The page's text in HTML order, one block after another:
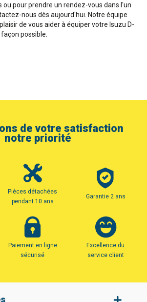
ou pour prendre un rendez-vous dans l'un
nous dès aujourd'hui. Notre équipe
de vous aider à équiper votre Isuzu D-
possible.
de votre satisfaction
notre priorité
Pièces détachées
pendant 10 ans
Garantie 2 ans
Paiement en ligne
sécurisé
Excellence du
service client